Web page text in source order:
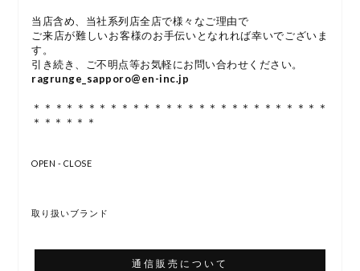
当店含め、当社系列店全店で様々なご理由で
ご来店が難しいお客様のお手伝いとなれれば幸いでございま
す。
引き続き、ご不明点等お気軽にお問い合わせください。
ragrunge_sapporo@en-inc.jp
＊＊＊＊＊＊＊＊＊＊＊＊＊＊＊＊＊＊＊＊＊＊＊＊＊＊＊
＊＊＊＊＊＊
OPEN - CLOSE
取り扱いブランド
通信販売について